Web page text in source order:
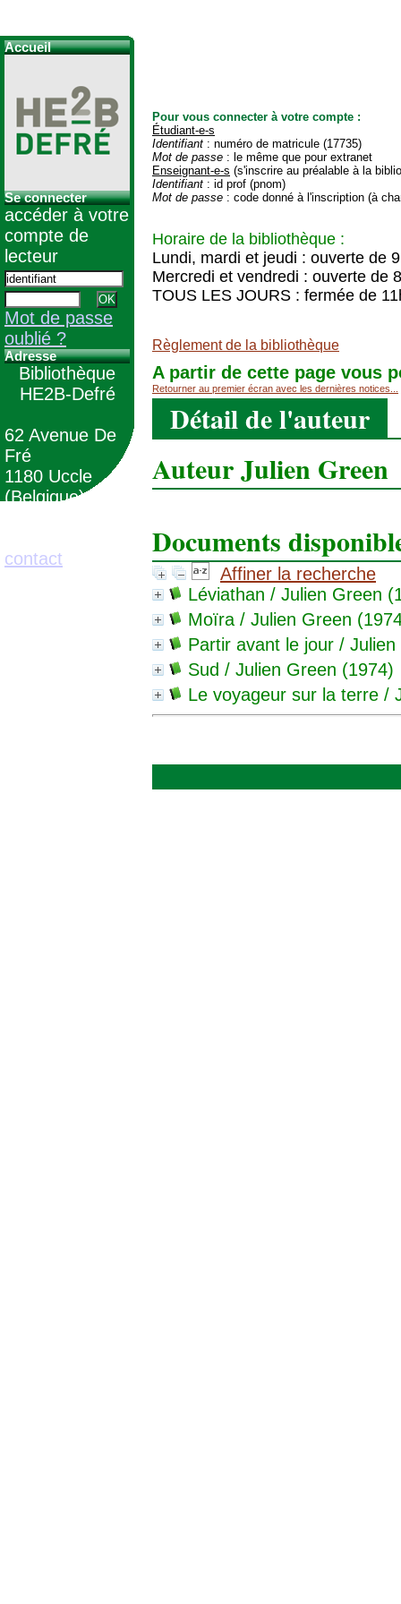
Pour vous connecter à votre compte :
Étudiant-e-s
Identifiant : numéro de matricule (17735)
Mot de passe : le même que pour extranet
Enseignant-e-s (s'inscrire au préalable à la
Identifiant : id prof (pnom)
Mot de passe : code donné à l'inscription (à
Horaire de la bibliothèque :
Lundi, mardi et jeudi : ouverte de
Mercredi et vendredi : ouverte de
TOUS LES JOURS : fermée de
Règlement de la bibliothèque
A partir de cette page vous
Retourner au premier écran avec les dernières notices...
Détail de l'auteur
Auteur Julien Green
Documents
Affiner la recherche
Léviathan / Julien Green
Moïra / Julien Green
Partir avant le jour / Julien
Sud / Julien Green (1974)
Le voyageur sur la terre /
Accueil
Se connecter
accéder à votre
compte de
lecteur
Mot de passe
oublié ?
Adresse
Bibliothèque
HE2B-Defré
62 Avenue De
Fré
1180 Uccle
(Belgique)
contact